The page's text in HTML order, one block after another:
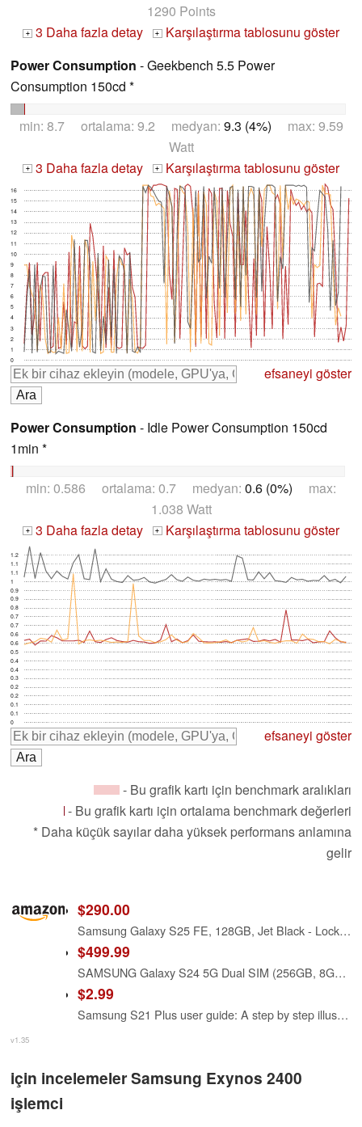
1290 Points
+ 3 Daha fazla detay + Karşılaştırma tablosunu göster
Power Consumption - Geekbench 5.5 Power
Consumption 150cd *
min: 8.7 ortalama: 9.2 medyan: 9.3 (4%) max: 9.59
Watt
+ 3 Daha fazla detay + Karşılaştırma tablosunu göster
0
1
2
3
4
5
6
7
8
9
10
11
12
13
14
15
16
efsaneyi göster
Power Consumption - Idle Power Consumption 150cd
1min *
min: 0.586 ortalama: 0.7 medyan: 0.6 (0%) max:
1.038 Watt
+ 3 Daha fazla detay + Karşılaştırma tablosunu göster
0
0.1
0.1
0.2
0.2
0.3
0.4
0.4
0.5
0.6
0.6
0.7
0.7
0.8
0.9
0.9
1
1.1
1.1
1.2
efsaneyi göster
- Bu grafik kartı için benchmark aralıkları
- Bu grafik kartı için ortalama benchmark değerleri
* Daha küçük sayılar daha yüksek performans anlamına
gelir
$290.00
Samsung Galaxy S25 FE, 128GB, Jet Black - Locked to AT&T (Renewed)
$499.99
SAMSUNG Galaxy S24 5G Dual SIM (256GB, 8GB) 6.2" AMOLED 120Hz, Exynos (4nm) 10-Core (International Model Fully Unlocked for AT&T, Verizon, T-Mobile, Global) S921B/DS (w/ 25W Super Fast Charger, Black)
$2.99
Samsung S21 Plus user guide: A step by step illustrated guide to help you set up and use your S21 plus 5G 2021
v1.35
için incelemeler Samsung Exynos 2400
işlemci